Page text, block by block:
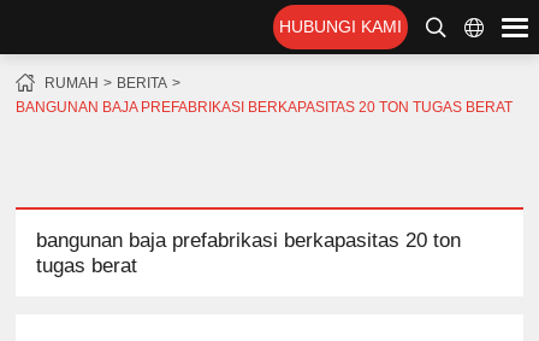
HUBUNGI KAMI
RUMAH
BERITA
BANGUNAN BAJA PREFABRIKASI BERKAPASITAS 20 TON TUGAS BERAT
bangunan baja prefabrikasi berkapasitas 20 ton
tugas berat